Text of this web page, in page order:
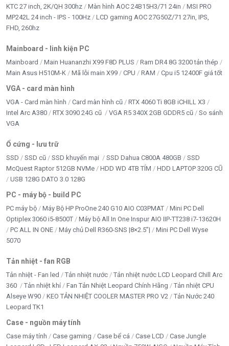
Loa SoundMax A-827
0888195969
Rate this product
Thông số kỹ thuật
Thông số
Tên sản phẩm SoundMax A-827
Hệ thống loa
Cấu hình
2 loa vệ tinh, 1 loa siêu trầm
(Subwoofer)
KTC 27 inch, 2K/QH 300hz
Màn hình AOC 24B15H3/71 24in
MSI PRO
MP242L 24 inch - IPS - 100Hz
LCD gaming AOC 27G50Z/71 27in, IPS,
FHD, 260hz
Mainboard - linh kiện PC
Mainboard Main Huananzhi X99 F8D PLUS
Ram DR4 8G 3200 tản thép
Main Asus H510M-K
Mã lỗi main X99 CPU RAM Cpu i5 12400F giá tốt
VGA - card màn hình
VGA - Card màn hình Card màn hình cũ
RTX 4060 Ti 8GB iCHILL X3
Intel Arc A380
RTX 3090 24G cũ VGA R5 340X 2GB GDDR5 cũ
So sánh
VGA
Ổ cứng - lưu trữ
SSD SSD cũ SSD khuyến mại SSD Dahua C800A 480GB
SSD
McQuest Raptor 512GB NVMe
HDD WD 4TB TÍM
HDD LAPTOP 320G CŨ
USB 128G DATO 3.0 128G
PC - máy bộ - build PC
PC máy bộ Máy Bộ HP ProOne 240 G10 AIO C03PMAT
Mini PC Dell
Optiplex 3060 i5-8500T
Máy bộ All In One Inspur AIO IIP-TT238 i7-13620H
PC ALL IN ONE
Máy chủ Dell R360-SNS |8×2.5”|
Mini PC Dell Wyse
5070
Tản nhiệt - fan RGB
Tản nhiệt - Fan led Tản nhiệt nước
Tản nhiệt nước LCD Leopard Chill Arc
360
Tản nhiệt khí Fan Tản Nhiệt Leopard Chính Hãng
Tản nhiệt CPU
Alseye W90
KEO TẢN NHIỆT COOLER MASTER PRO V2
Tản Nước 240
Leopard TK1
Case - nguồn máy tính
Case máy tính Case gaming Case bể cá Case LCD
Case Jungle